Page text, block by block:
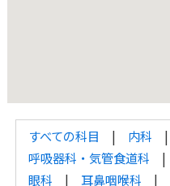
すべての科目 内科
呼吸器科・気管食道科
眼科
耳鼻咽喉科